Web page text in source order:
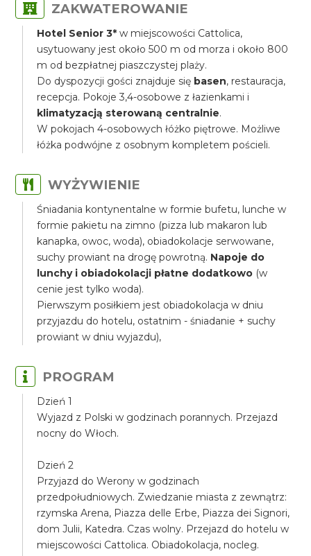
ZAKWATEROWANIE
Hotel Senior 3* w miejscowości Cattolica,
usytuowany jest około 500 m od morza i około 800
m od bezpłatnej piaszczystej plaży.
Do dyspozycji gości znajduje się basen, restauracja,
recepcja. Pokoje 3,4-osobowe z łazienkami i
klimatyzacją sterowaną centralnie.
W pokojach 4-osobowych łóżko piętrowe. Możliwe
łóżka podwójne z osobnym kompletem pościeli.
WYŻYWIENIE
Śniadania kontynentalne w formie bufetu, lunche w
formie pakietu na zimno (pizza lub makaron lub
kanapka, owoc, woda), obiadokolacje serwowane,
suchy prowiant na drogę powrotną. Napoje do
lunchy i obiadokolacji płatne dodatkowo (w
cenie jest tylko woda).
Pierwszym posiłkiem jest obiadokolacja w dniu
przyjazdu do hotelu, ostatnim - śniadanie + suchy
prowiant w dniu wyjazdu),
PROGRAM
Dzień 1
Wyjazd z Polski w godzinach porannych. Przejazd
nocny do Włoch.
Dzień 2
Przyjazd do Werony w godzinach
przedpołudniowych. Zwiedzanie miasta z zewnątrz:
rzymska Arena, Piazza delle Erbe, Piazza dei Signori,
dom Julii, Katedra. Czas wolny. Przejazd do hotelu w
miejscowości Cattolica. Obiadokolacja, nocleg.